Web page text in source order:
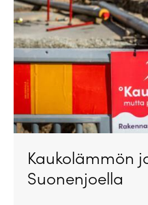
Kaukolämmön
Suonenjoella